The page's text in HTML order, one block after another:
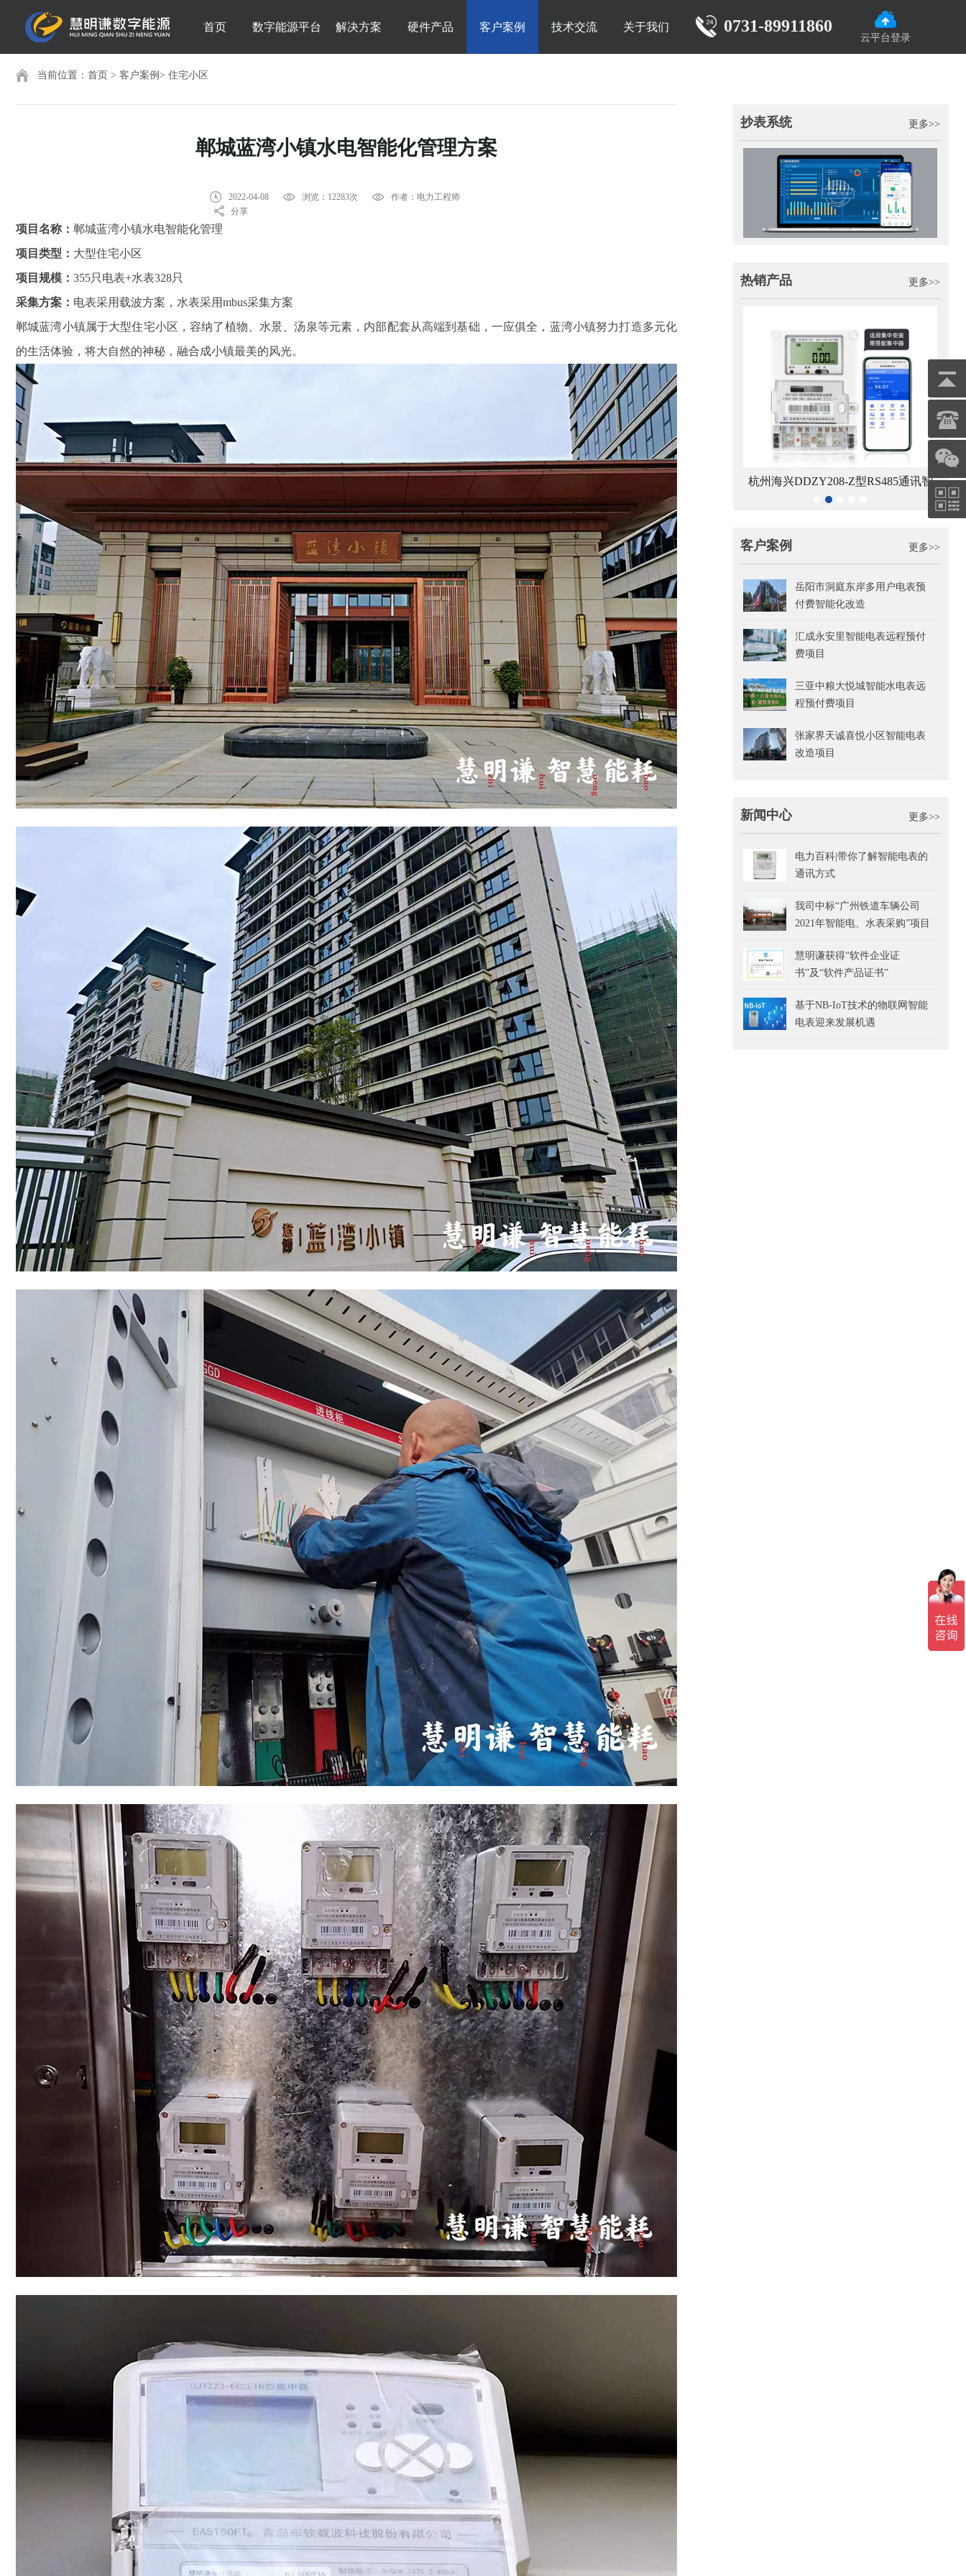
云平台登录
0731-89911860
首页 数字能源平台 解决方案 硬件产品 客户案例 技术交流 关于我们
当前位置： 首页 > 客户案例 > 住宅小区
郸城蓝湾小镇水电智能化管理方案
2022-04-08 浏览：12283次
作者：电力工程师
分享
项目名称： 郸城蓝湾小镇水电智能化管理
项目类型： 大型住宅小区
项目规模： 355只电表+水表328只
采集方案： 电表采用载波方案，水表采用mbus采集方案
郸城蓝湾小镇属于大型住宅小区，容纳了植物、水景、汤泉等元素，内部配套从高端到基础，一应俱全，蓝湾小镇努力打造多元化
的生活体验，将大自然的神秘，融合成小镇最美的风光。
抄表系统 更多>>
热销产品 更多>>
鑫腾越LXSF电子远传智能水表 宁波三星DDZY188-Z型4G通讯智能电
能表 能电能表
青岛鼎信DDZY1710-Z型单相载波通讯
客户案例 更多>>
岳阳市洞庭东岸多用户电表预
付费智能化改造
汇成永安里智能电表远程预付
费项目
三亚中粮大悦城智能水电表远
程预付费项目
张家界天诚喜悦小区智能电表
改造项目
新闻中心 更多>>
电力百科|带你了解智能电表的
通讯方式
我司中标“广州铁道车辆公司
2021年智能电、水表采购”项目
慧明谦获得“软件企业证
书”及“软件产品证书”
基于NB-IoT技术的物联网智能
电表迎来发展机遇